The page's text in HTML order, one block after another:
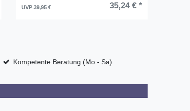
UVP 39,95 € 35,24 € *
Kompetente Beratung (Mo - Sa)